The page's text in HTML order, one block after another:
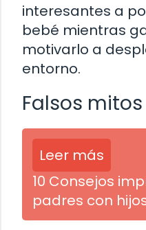
interesantes a
bebé mientras
motivarlo a
entorno.
Falsos
Leer más
10 Consejos
padres con